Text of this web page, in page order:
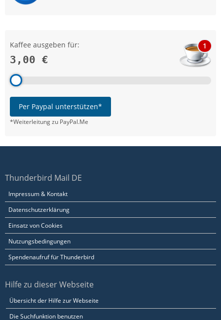
Kaffee ausgeben für:
3,00 €
1
Per Paypal unterstützen*
*Weiterleitung zu PayPal.Me
Thunderbird Mail DE
Impressum & Kontakt
Datenschutzerklärung
Einsatz von Cookies
Nutzungsbedingungen
Spendenaufruf für Thunderbird
Hilfe zu dieser Webseite
Übersicht der Hilfe zur Webseite
Die Suchfunktion benutzen